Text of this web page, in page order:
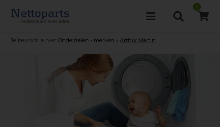
0
Je bevindt je hier: Onderdelen - merken »Arthur Martin